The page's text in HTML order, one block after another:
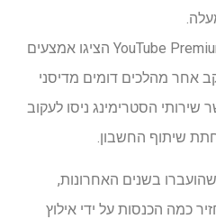
השנה בלבד, HBO MAX וגם YouTube Premium הציגו אמצעים
אחר מהלכים דומים מדיסני
הסטרימינג ניסו לעקוב
שיתוף החשבון.
שהועברו בשנים האחרונות,
כמה הכנסות על ידי אילוץ